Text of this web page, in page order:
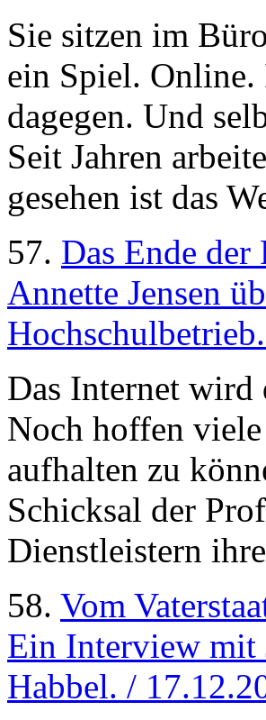
Sie sitzen im
ein Spiel.
dagegen. Und
Seit Jahren
gesehen ist das
57. Das Ende der
Annette Jensen
Das Internet wird
Noch hoffen
aufhalten zu
Schicksal der
Dienstleistern
58. Vom
Ein Interview mit
Habbel. /